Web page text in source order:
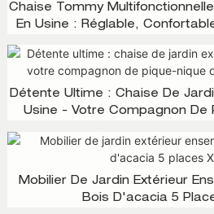
Chaise Tommy
En Usine : Réglable,
Détente Ultime : Chaise De
Usine - Votre Compagnon De
Mobilier De Jardin Extérieur
Bois D'acacia 5